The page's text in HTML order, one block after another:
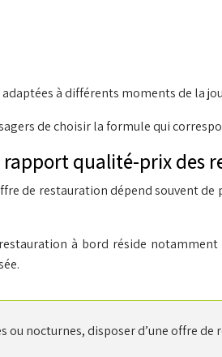
à différents moments de la
de choisir la formule qui
qualité-prix des
de restauration dépend souvent
à bord réside
ou nocturnes, disposer d’une offre